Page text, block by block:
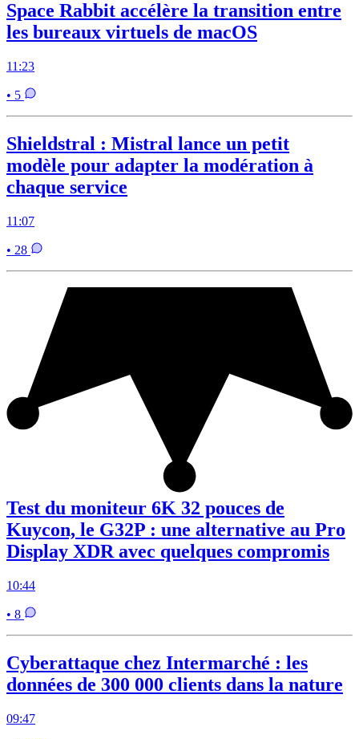
Space Rabbit accélère la transition entre
les bureaux virtuels de macOS
11:23
• 5
Shieldstral : Mistral lance un petit
modèle pour adapter la modération à
chaque service
11:07
• 28
Test du moniteur 6K 32 pouces de
Kuycon, le G32P : une alternative au Pro
Display XDR avec quelques compromis
10:44
• 8
Cyberattaque chez Intermarché : les
données de 300 000 clients dans la nature
09:47